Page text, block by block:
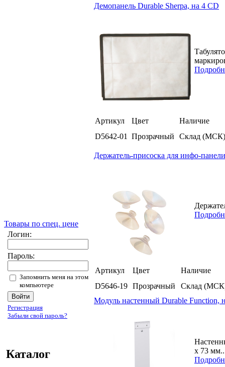
Товары по спец. цене
Логин:
Пароль:
Запомнить меня на этом
компьютере
Регистрация
Забыли свой пароль?
Каталог
Демопанель Durable Sherpa, на 4 СD
Артикул Цвет
Наличие
D5642-01 Прозрачный Склад (МСК)
Держатель-присоска для инфо-
Артикул Цвет
Наличие
D5646-19 Прозрачный
Склад
Модуль настенный Durable Function,
x 73